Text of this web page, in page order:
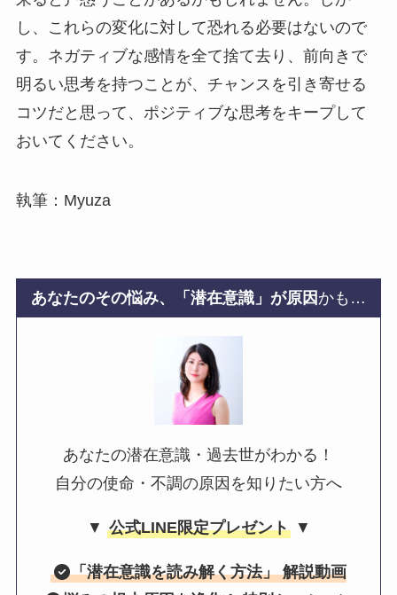
し、これらの変化に対して恐れる必要はないので
す。ネガティブな感情を全て捨て去り、前向きで
明るい思考を持つことが、チャンスを引き寄せる
コツだと思って、ポジティブな思考をキープして
おいてください。
執筆：Myuza
あなたのその悩み、「潜在意識」が原因 かも…
あなたの潜在意識・過去世がわかる！
自分の使命・不調の原因を知りたい方へ
▼ 公式LINE限定プレゼント▼
「潜在意識を読み解く方法」 解説動画